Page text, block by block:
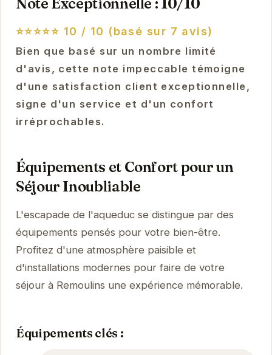
⭐⭐⭐⭐⭐ 10 / 10 (basé sur 7 avis)
Bien que basé sur un nombre limité
d'avis, cette note impeccable témoigne
d'une satisfaction client exceptionnelle,
signe d'un service et d'un confort
irréprochables.
Équipements et Confort pour un
Séjour Inoubliable
L'escapade de l'aqueduc se distingue par des
équipements pensés pour votre bien-être.
Profitez d'une atmosphère paisible et
d'installations modernes pour faire de votre
séjour à Remoulins une expérience mémorable.
Équipements clés :